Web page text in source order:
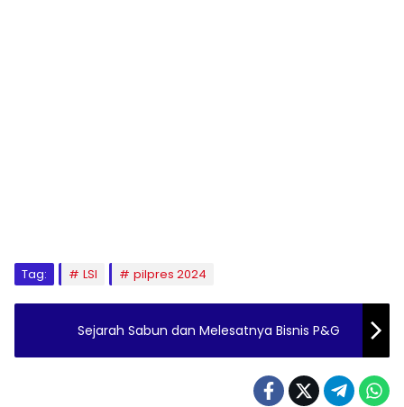
Tag: LSI pilpres 2024
Sejarah Sabun dan Melesatnya Bisnis P&G